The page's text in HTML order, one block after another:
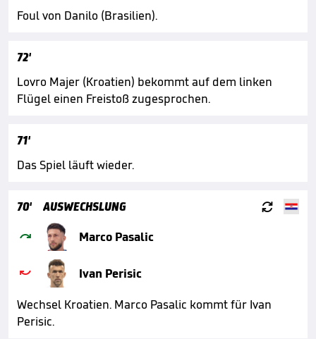
Foul von Danilo (Brasilien).
72'
Lovro Majer (Kroatien) bekommt auf dem linken
Flügel einen Freistoß zugesprochen.
71'
Das Spiel läuft wieder.
70' AUSWECHSLUNG 
 Marco Pasalic

Ivan Perisic
Wechsel Kroatien. Marco Pasalic kommt für Ivan
Perisic.